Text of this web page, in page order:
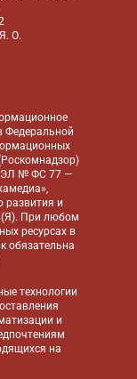
О.
Федеральной
ЭЛ № ФС 77 —
развития и
При любом
ресурсах в
обязательна
технологии
и
на